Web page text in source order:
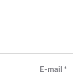
E-mail *